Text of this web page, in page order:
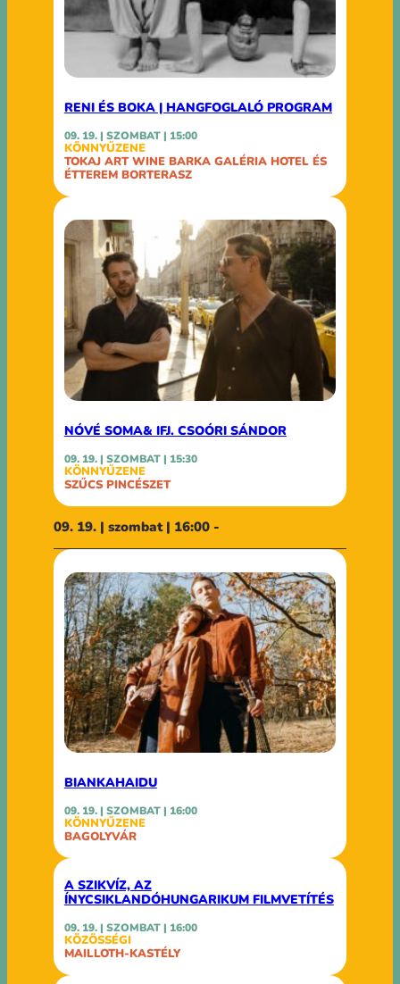
RENI ÉS BOKA | HANGFOGLALÓ PROGRAM
09. 19. | SZOMBAT | 15:00
KÖNNYŰZENE
TOKAJ ART WINE BARKA GALÉRIA HOTEL ÉS
ÉTTEREM BORTERASZ
NÓVÉ SOMA& IFJ. CSOÓRI SÁNDOR
09. 19. | SZOMBAT | 15:30
KÖNNYŰZENE
SZŰCS PINCÉSZET
09. 19. | szombat | 16:00 -
BIANKAHAIDU
09. 19. | SZOMBAT | 16:00
KÖNNYŰZENE
BAGOLYVÁR
A SZIKVÍZ, AZ
ÍNYCSIKLANDÓHUNGARIKUM FILMVETÍTÉS
09. 19. | SZOMBAT | 16:00
KÖZÖSSÉGI
MAILLOTH-KASTÉLY